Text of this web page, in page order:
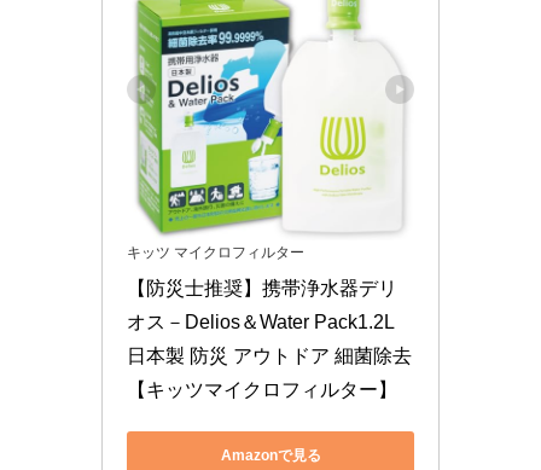
キッツ マイクロフィルター
【防災士推奨】携帯浄水器デリ
オス－Delios＆Water Pack1.2L
日本製 防災 アウトドア 細菌除去
【キッツマイクロフィルター】
Amazonで見る